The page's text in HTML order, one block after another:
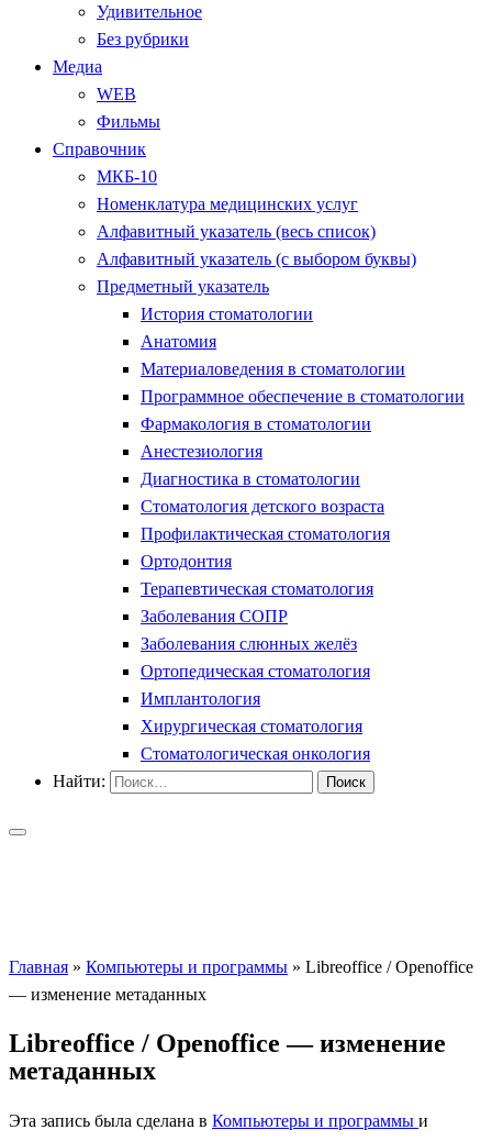
Удивительное
Без рубрики
Медиа
WEB
Фильмы
Справочник
МКБ-10
Номенклатура медицинских услуг
Алфавитный указатель (весь список)
Алфавитный указатель (с выбором буквы)
Предметный указатель
История стоматологии
Анатомия
Материаловедения в стоматологии
Программное обеспечение в стоматологии
Фармакология в стоматологии
Анестезиология
Диагностика в стоматологии
Стоматология детского возраста
Профилактическая стоматология
Ортодонтия
Терапевтическая стоматология
Заболевания СОПР
Заболевания слюнных желёз
Ортопедическая стоматология
Имплантология
Хирургическая стоматология
Стоматологическая онкология
Найти:
Главная » Компьютеры и программы » Libreoffice / Openoffice
— изменение метаданных
Libreoffice / Openoffice — изменение
метаданных
Эта запись была сделана в Компьютеры и программы и